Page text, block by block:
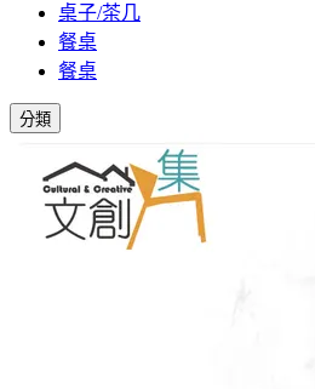
桌子/茶几
餐桌
餐桌
分類